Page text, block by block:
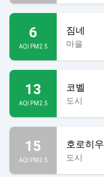
6
AQI PM2.5
짐네
마을
13
AQI PM2.5
코벨
도시
15
AQI PM2.5
호로히우
도시